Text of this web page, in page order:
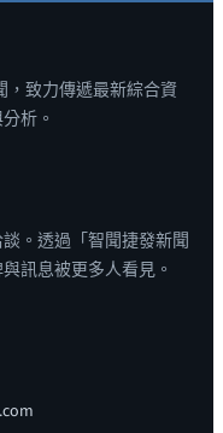
，致力傳遞最新綜合資
析。
。透過「智聞捷發新聞
訊息被更多人看見。